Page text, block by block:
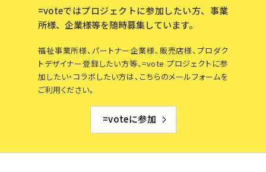
=voteではプロジェクトに参加したい方、事業
所様、企業様等を随時募集しています。
福祉事業所様、パートナー企業様、販売店様、プロダク
トデザイナー登録したい方等、=vote プロジェクトに参
加したい・コラボしたい方は、こちらのメールフォームを
ご利用ください。
=voteに参加